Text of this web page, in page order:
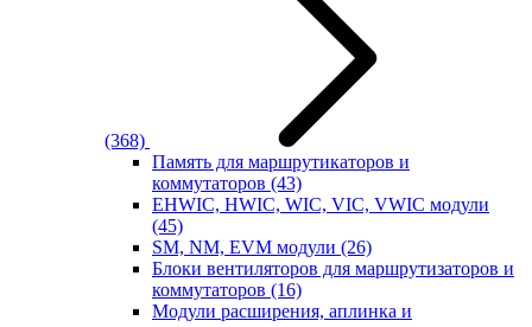
(368)
Память для маршрутикаторов и
коммутаторов (43)
EHWIC, HWIC, WIC, VIC, VWIC модули
(45)
SM, NM, EVM модули (26)
Блоки вентиляторов для маршрутизаторов и
коммутаторов (16)
Модули расширения, аплинка и